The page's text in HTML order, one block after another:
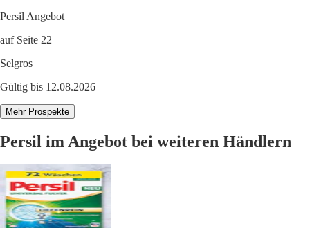
Persil Angebot
auf Seite 22
Selgros
Gültig bis 12.08.2026
Mehr Prospekte
Persil im Angebot bei weiteren Händlern